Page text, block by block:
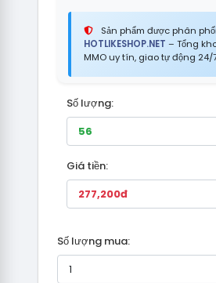
Sản phẩm được phân
HOTLIKESHOP.NET – Tổng
MMO uy tín, giao tự động 24/
Số lượng:
Giá tiền:
Số lượng mua: